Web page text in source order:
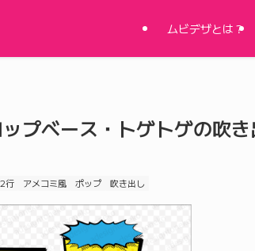
ムビデザとは？
プベース・トゲトゲの吹
2行 アメコミ風 ポップ 吹き出し